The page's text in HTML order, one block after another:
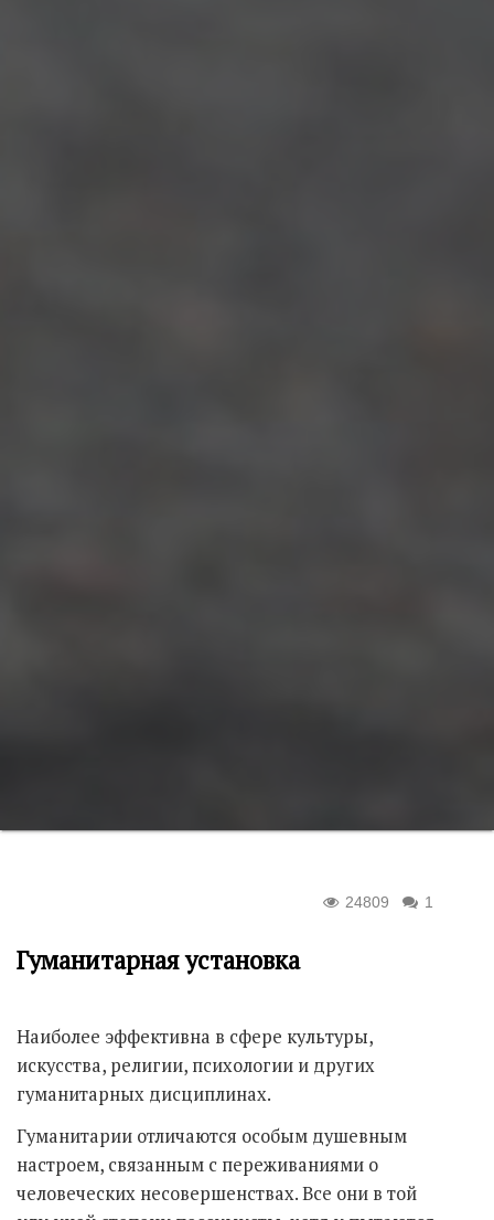
1
24809
Гуманитарная установка
Наиболее эффективна в сфере культуры,
искусства, религии, психологии и других
гуманитарных дисциплинах.
Гуманитарии отличаются особым душевным
настроем, связанным с переживаниями о
человеческих несовершенствах. Все они в той